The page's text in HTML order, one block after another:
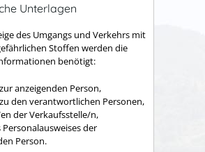
Unterlagen
des Umgangs und Verkehrs mit
Stoffen werden die
benötigt:
anzeigenden Person,
den verantwortlichen Personen,
der Verkaufsstelle/n,
Personalausweises der
Person.